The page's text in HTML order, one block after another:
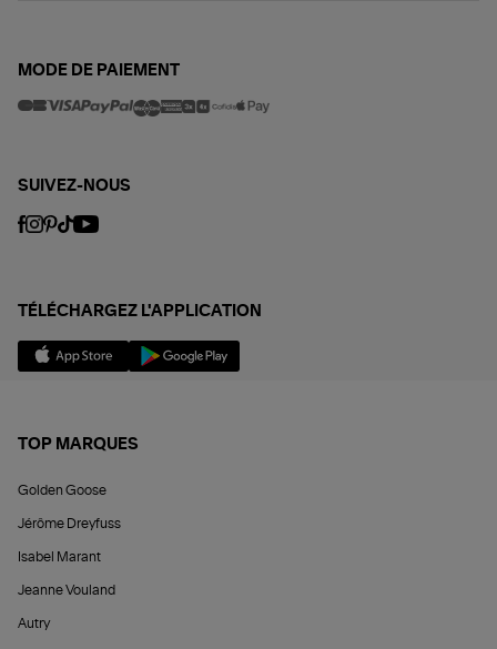
MODE DE PAIEMENT
SUIVEZ-NOUS
TÉLÉCHARGEZ L'APPLICATION
TOP MARQUES
Golden Goose
Jérôme Dreyfuss
Isabel Marant
Jeanne Vouland
Autry